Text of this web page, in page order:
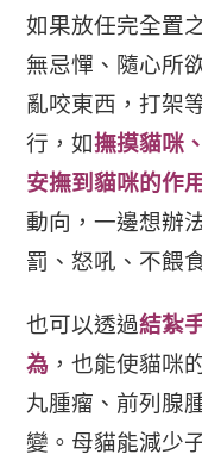
如果放任完全置
無忌憚、隨心所
亂咬東西，打架
行，如撫摸貓咪
安撫到貓咪的作用
動向，一邊想辦
罰、怒吼、不餵
也可以透過結紮
為 ，也能使貓咪
丸腫瘤、前列腺
變。 母貓能減少